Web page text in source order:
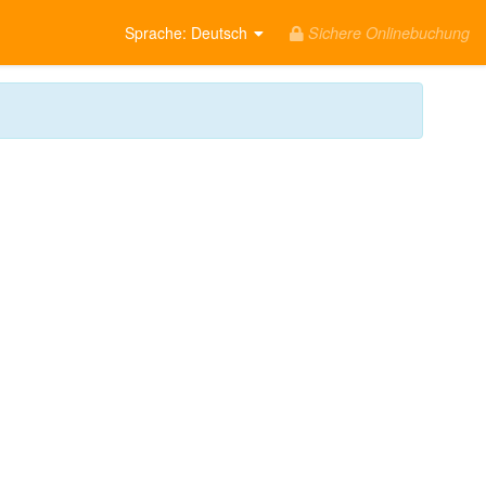
Sichere Onlinebuchung
Sprache: Deutsch